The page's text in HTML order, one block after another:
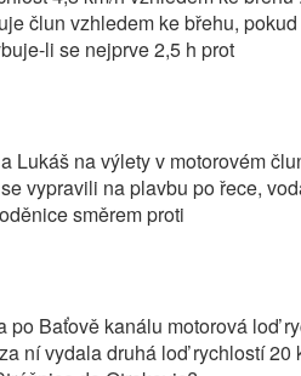
člun vzhledem ke břehu,
li se nejprve 2,5 h prot
Lukáš na výlety v motorovém
vypravili na plavbu po řece,
směrem proti
po Baťově kanálu motorová loď
ní vydala druhá loď rychlostí